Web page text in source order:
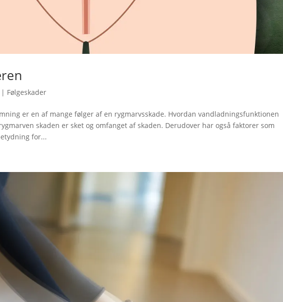
| Følgeskader
er en af mange følger af en rygmarvsskade. Hvordan vandladningsfunktionen
skaden er sket og omfanget af skaden. Derudover har også faktorer som
for...